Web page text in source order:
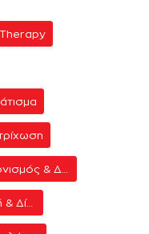
Γυμναστική & Δίαιτα